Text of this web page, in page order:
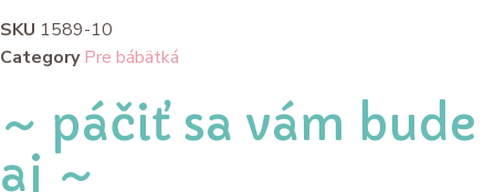
SKU 1589-10
Category Pre bábätká
~ páčiť sa vám bude
aj ~